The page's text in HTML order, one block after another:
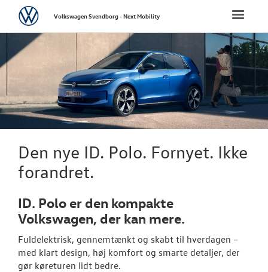
FORSIDE
NYE
Bestil
Elektrisk
ID. Cross
Toggle
VolkswagenVolkswagen Svendborg - Next Mobility
Den nye ID. Polo. Fornyet. Ikke
forandret.
ID. Polo er den kompakte
Volkswagen, der kan mere.
Fuldelektrisk, gennemtænkt og skabt til hverdagen –
med klart design, høj komfort og smarte detaljer, der
gør køreturen lidt bedre.